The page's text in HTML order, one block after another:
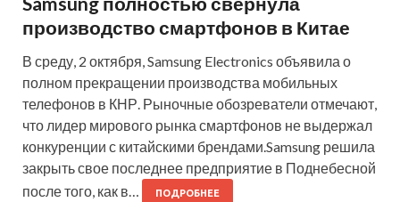
производство смартфонов в Китае
В среду, 2 октября, Samsung Electronics объявила о
полном прекращении производства мобильных
телефонов в КНР. Рыночные обозреватели отмечают,
что лидер мирового рынка смартфонов не выдержал
конкуренции с китайскими брендами.Samsung решила
закрыть свое последнее предприятие в Поднебесной
после того, как в…
ПОДРОБНЕЕ